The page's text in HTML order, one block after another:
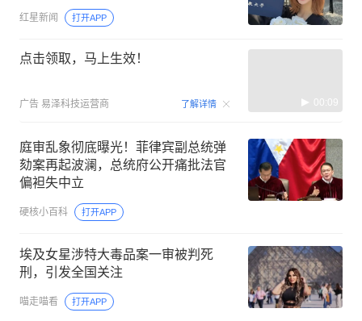
红星新闻 打开APP
点击领取，马上生效！
广告 易泽科技运营商 了解详情 00:09
庭审乱象彻底曝光！菲律宾副总统弹
劾案再起波澜，总统府公开痛批法官
偏袒失中立
硬核小百科 打开APP
埃及女星涉特大毒品案一审被判死
刑，引发全国关注
喵走喵看 打开APP